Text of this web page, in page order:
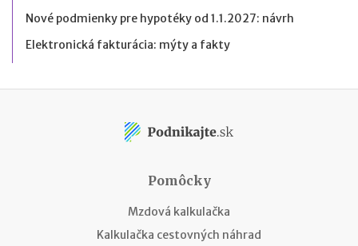
Nové podmienky pre hypotéky od 1.1.2027: návrh
Elektronická fakturácia: mýty a fakty
Pomôcky
Mzdová kalkulačka
Kalkulačka cestovných náhrad